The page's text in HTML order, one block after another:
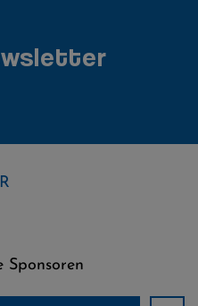
Sponsoren